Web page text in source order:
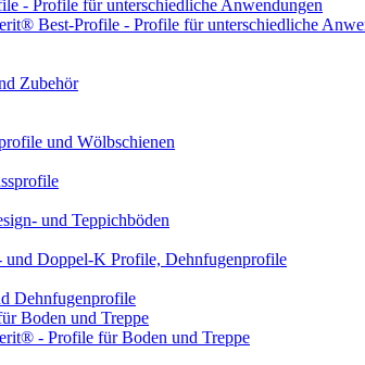
- Profile für unterschiedliche Anwendungen
Best-Profile - Profile für unterschiedliche
Zubehör
und Wölbschienen
und Teppichböden
und Doppel-K Profile, Dehnfugenprofile
Dehnfugenprofile
Boden und Treppe
- Profile für Boden und Treppe